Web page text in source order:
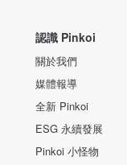
認識 Pinkoi
關於我們
媒體報導
全新 Pinkoi
ESG 永續發展
Pinkoi 小怪物